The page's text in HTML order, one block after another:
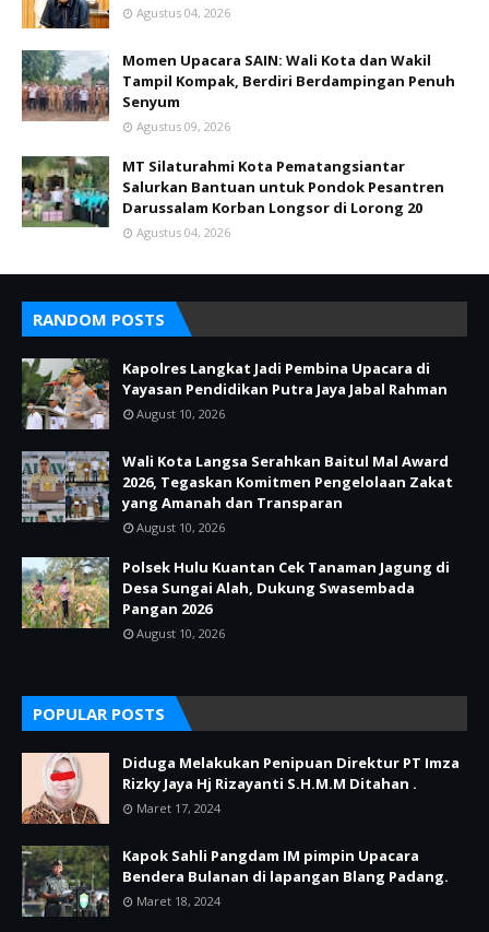
Agustus 04, 2026
Momen Upacara SAIN: Wali Kota dan Wakil
Tampil Kompak, Berdiri Berdampingan Penuh
Senyum
Agustus 09, 2026
MT Silaturahmi Kota Pematangsiantar
Salurkan Bantuan untuk Pondok Pesantren
Darussalam Korban Longsor di Lorong 20
Agustus 04, 2026
RANDOM POSTS
Kapolres Langkat Jadi Pembina Upacara di
Yayasan Pendidikan Putra Jaya Jabal Rahman
August 10, 2026
Wali Kota Langsa Serahkan Baitul Mal Award
2026, Tegaskan Komitmen Pengelolaan Zakat
yang Amanah dan Transparan
August 10, 2026
Polsek Hulu Kuantan Cek Tanaman Jagung di
Desa Sungai Alah, Dukung Swasembada
Pangan 2026
August 10, 2026
POPULAR POSTS
Diduga Melakukan Penipuan Direktur PT Imza
Rizky Jaya Hj Rizayanti S.H.M.M Ditahan .
Maret 17, 2024
Kapok Sahli Pangdam IM pimpin Upacara
Bendera Bulanan di lapangan Blang Padang.
Maret 18, 2024